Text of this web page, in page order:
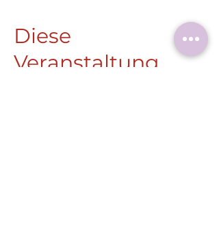
Diese
Veranstaltung